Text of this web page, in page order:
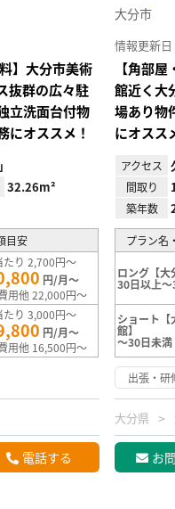
】大分市美術
抜群の広々駐
立洗面台付物
にオススメ！
32.26m²
目安
たり 2,700円～
円/月～
用他 22,000円～
たり 3,000円～
円/月～
用他 16,500円～
電話する
大分市
情報更新
【角部
館近く大
場あり物
にオスス
アクセス
間取り
築年数
プラン名
ロング【大
30日以上
ショート【
館】
～30日未満
出張・研
大分県
お